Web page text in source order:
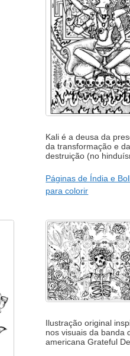
Kali é a deusa da
da transformação e da
destruição (no
Páginas de Índia e
para colorir
Ilustração original
nos visuais da banda
americana Grateful